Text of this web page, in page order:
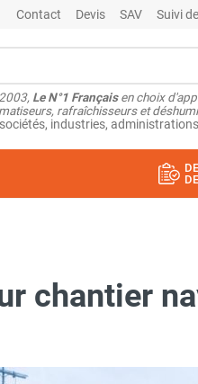
Contact Devis SAV Suivi
Le N°1 Françaisen choix
rafraîchisseurs et
industries,
chantier